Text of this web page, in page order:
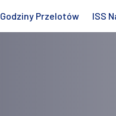
Godziny Przelotów ISS